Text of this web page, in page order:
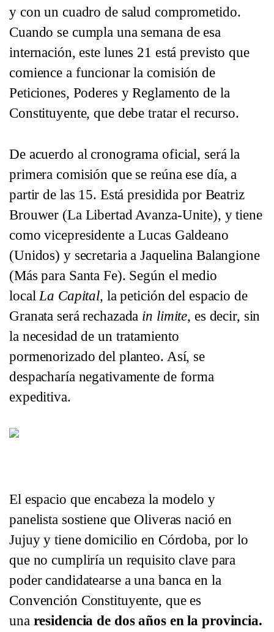
y con un cuadro de salud comprometido.
Cuando se cumpla una semana de esa
internación, este lunes 21 está previsto que
comience a funcionar la comisión de
Peticiones, Poderes y Reglamento de la
Constituyente, que debe tratar el recurso.
De acuerdo al cronograma oficial, será la
primera comisión que se reúna ese día, a
partir de las 15. Está presidida por Beatriz
Brouwer (La Libertad Avanza-Unite), y tiene
como vicepresidente a Lucas Galdeano
(Unidos) y secretaria a Jaquelina Balangione
(Más para Santa Fe). Según el medio
local La Capital, la petición del espacio de
Granata será rechazada in limite, es decir, sin
la necesidad de un tratamiento
pormenorizado del planteo. Así, se
despacharía negativamente de forma
expeditiva.
El espacio que encabeza la modelo y
panelista sostiene que Oliveras nació en
Jujuy y tiene domicilio en Córdoba, por lo
que no cumpliría un requisito clave para
poder candidatearse a una banca en la
Convención Constituyente, que es
una residencia de dos años en la provincia.